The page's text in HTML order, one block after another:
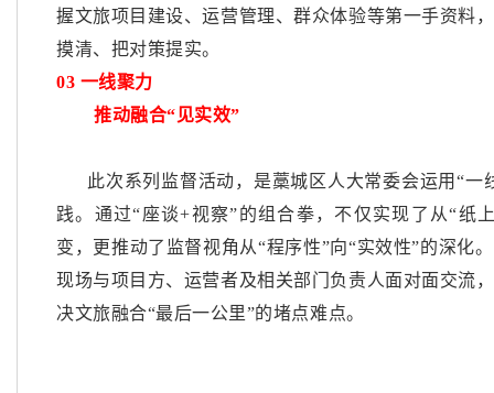
握文旅项目建设、运营管理、群众体验等第一手资料
摸清、把对策提实。
03 一线聚力
推动融合“见实效”
此次系列监督活动，是藁城区人大常委会运用“一
践。通过“座谈+视察”的组合拳，不仅实现了从“纸
变，更推动了监督视角从“程序性”向“实效性”的深化
现场与项目方、运营者及相关部门负责人面对面交流
决文旅融合“最后一公里”的堵点难点。